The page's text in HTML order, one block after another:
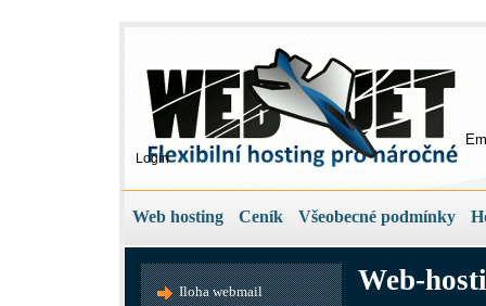
Login
Web hosting Ceník Všeobecné podmínky
Web-
Iloha webmail